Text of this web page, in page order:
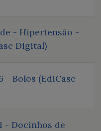
- Hipertensão -
Digital)
- Bolos (EdiCase
- Docinhos de